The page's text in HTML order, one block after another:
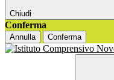
Chiudi
Conferma
Annulla Conferma